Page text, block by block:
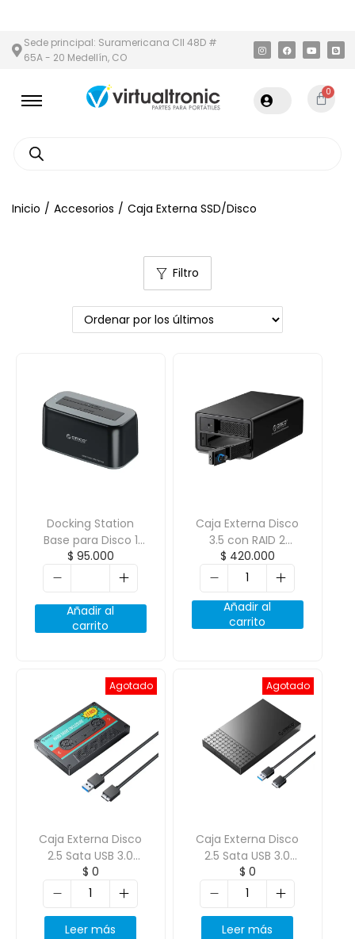
Sede principal: Suramericana Cll 48D #
65A - 20 Medellín, CO
0
Inicio / Accesorios / Caja Externa SSD/Disco
Filtro
Docking Station
Base para Disco 1
Bahias 2.5/3.5
ORICO-6819C3-V1
$ 95.000
Añadir al
carrito
Caja Externa Disco
3.5 con RAID 2
Bahias USB 3.0
ORICO-9528RU3
$ 420.000
Añadir al
carrito
Agotado
Caja Externa Disco
2.5 Sata USB 3.0
cassette Negro
ORICO-2580U3
$ 0
Leer más
Agotado
Caja Externa Disco
2.5 Sata USB 3.0
ORICO-2526U3-V1-
BK-EP
$ 0
Leer más